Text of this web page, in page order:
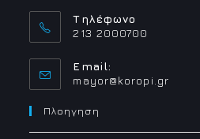
Τηλέφωνο
213 2000700
Email:
mayor@koropi.grOpens
Πλοηγηση